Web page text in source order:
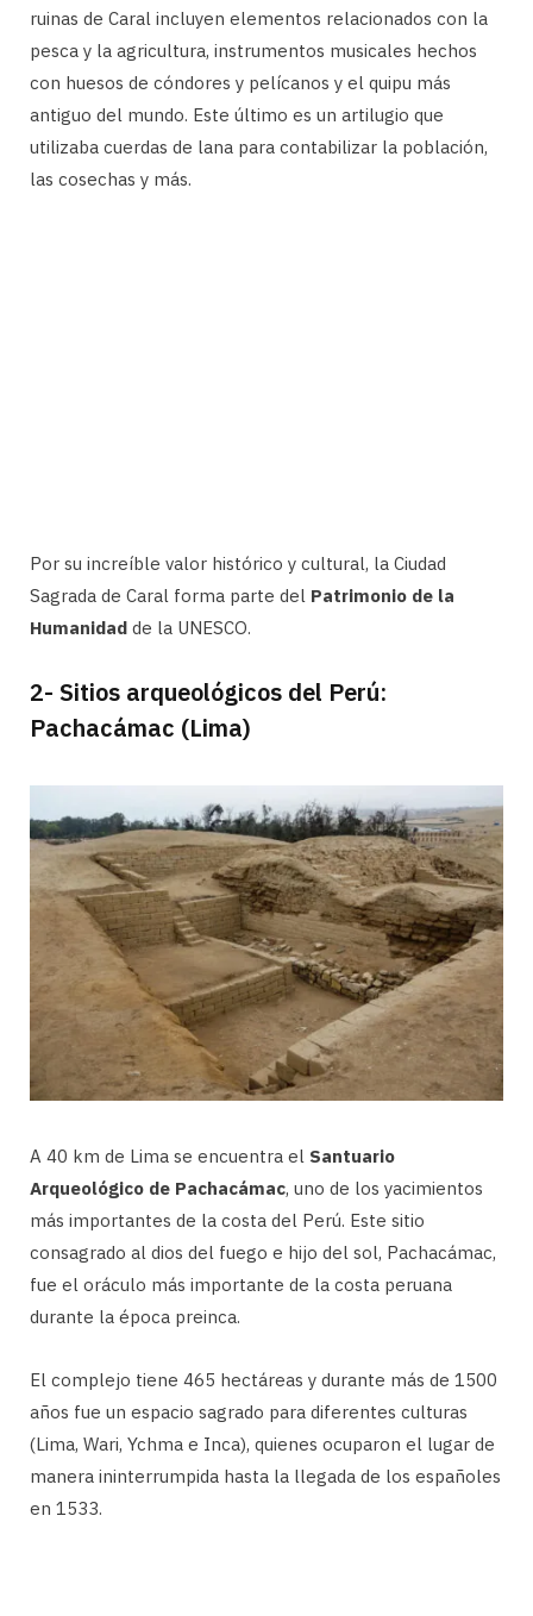
ruinas de Caral incluyen elementos relacionados con la
pesca y la agricultura, instrumentos musicales hechos
con huesos de cóndores y pelícanos y el quipu más
antiguo del mundo. Este último es un artilugio que
utilizaba cuerdas de lana para contabilizar la población,
las cosechas y más.
Por su increíble valor histórico y cultural, la Ciudad
Sagrada de Caral forma parte del Patrimonio de la
Humanidad de la UNESCO.
2- Sitios arqueológicos del Perú:
Pachacámac (Lima)
A 40 km de Lima se encuentra el Santuario
Arqueológico de Pachacámac, uno de los yacimientos
más importantes de la costa del Perú. Este sitio
consagrado al dios del fuego e hijo del sol, Pachacámac,
fue el oráculo más importante de la costa peruana
durante la época preinca.
El complejo tiene 465 hectáreas y durante más de 1500
años fue un espacio sagrado para diferentes culturas
(Lima, Wari, Ychma e Inca), quienes ocuparon el lugar de
manera ininterrumpida hasta la llegada de los españoles
en 1533.